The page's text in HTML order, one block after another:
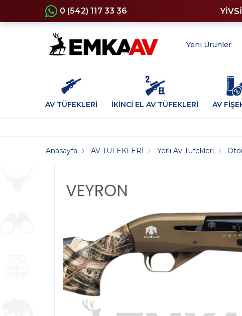
0 (542) 117 33 36
Yeni Ürünler
AV TÜFEKLERİ İKİNCİ EL AV TÜFEKLERİ AV
Anasayfa AV TÜFEKLERİ Yerli Av Tüfekleri